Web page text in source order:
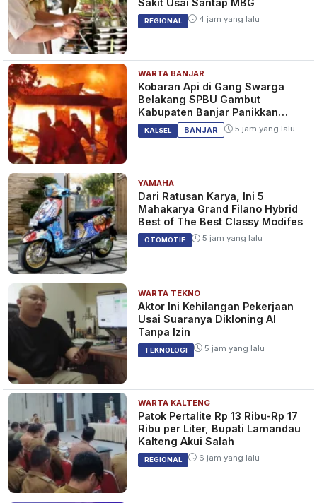
REGIONAL 4 jam yang lalu
WARTA BANJAR
Kobaran Api di Gang Swarga
Belakang SPBU Gambut
Kabupaten Banjar Panikkan
Warga
KALSEL BANJAR 5 jam yang lalu
YAMAHA
Dari Ratusan Karya, Ini 5
Mahakarya Grand Filano Hybrid
Best of The Best Classy Modifes
OTOMOTIF 5 jam yang lalu
WARTA TEKNO
Aktor Ini Kehilangan Pekerjaan
Usai Suaranya Dikloning AI
Tanpa Izin
TEKNOLOGI 5 jam yang lalu
WARTA KALTENG
Patok Pertalite Rp 13 Ribu-Rp 17
Ribu per Liter, Bupati Lamandau
Kalteng Akui Salah
REGIONAL 6 jam yang lalu